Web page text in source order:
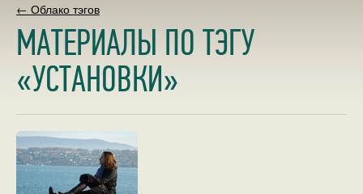
← Облако тэгов
МАТЕРИАЛЫ ПО ТЭГУ
«УСТАНОВКИ»